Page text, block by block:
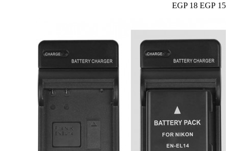
15 EGP
18 EGP